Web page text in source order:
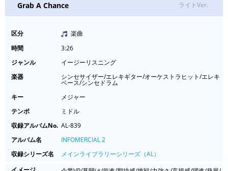
Grab A Chance ライトVer.
区分
楽曲
時間
3:26
ジャンル
イージーリスニング
楽器
シンセサイザー/エレキギター/オーケストラヒット/エレキ
ベース/シンセドラム
キー
メジャー
テンポ
ミドル
収録アルバムNo. AL-839
アルバム名
INFOMERCIAL 2
収録シリーズ名
メインライブラリーシリーズ（AL）